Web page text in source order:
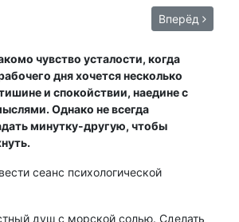
Вперёд
чувство усталости, когда
дня хочется несколько
и спокойствии, наедине с
Однако не всегда
минутку-другую, чтобы
сеанс психологической
душ с морской солью. Сделать